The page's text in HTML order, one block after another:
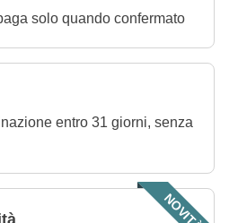
solo quando confermato
entro 31 giorni, senza